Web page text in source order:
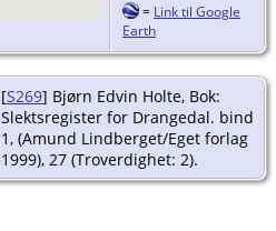
= Link til Google
Earth
[S269] Bjørn Edvin Holte, Bok:
Slektsregister for Drangedal. bind
1, (Amund Lindberget/Eget forlag
1999), 27 (Troverdighet: 2).